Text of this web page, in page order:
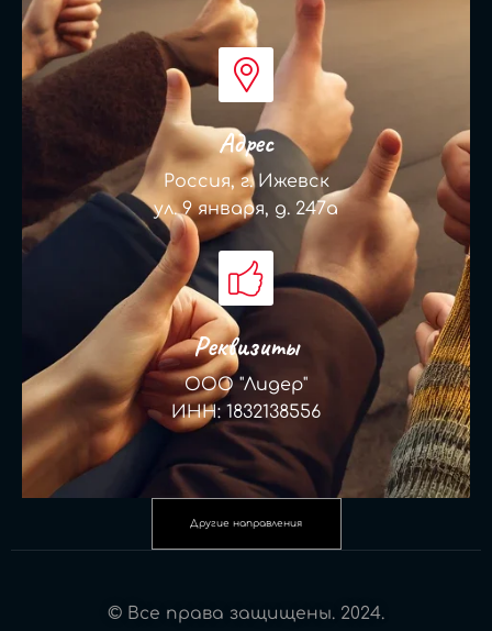
Адрес
Россия, г. Ижевск
ул. 9 января, д. 247а
Реквизиты
ООО "Лидер"
ИНН: 1832138556
Другие направления
© Все права защищены. 2024.